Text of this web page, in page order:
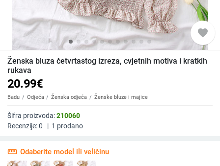
favorite
Ženska bluza četvrtastog izreza, cvjetnih motiva i kratkih
rukava
20.99€
Badu Odjeća Ženska odjeća Ženske bluze i majice
Šifra proizvoda:210060
Recenzije:0 | 1 prodano
straighten Odaberite model ili veličinu